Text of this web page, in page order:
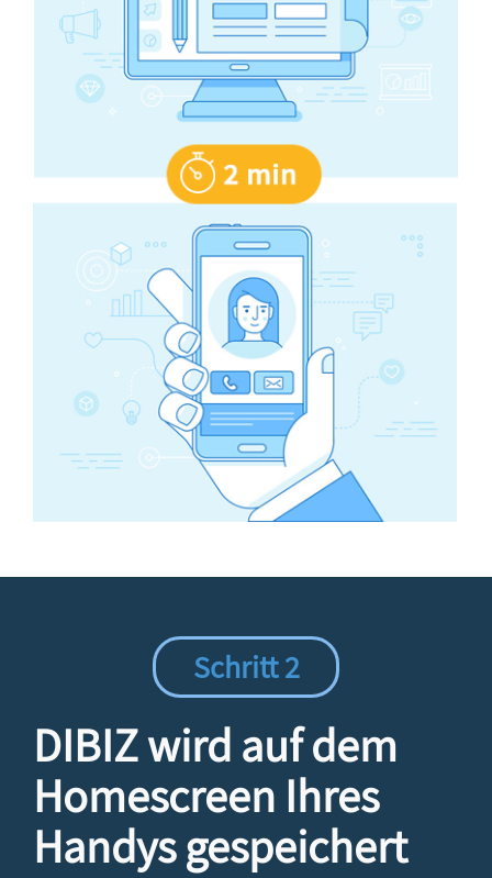
Schritt 2
DIBIZ wird auf dem
Homescreen Ihres
Handys gespeichert